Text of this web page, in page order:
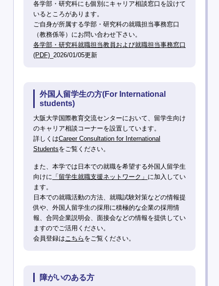
各学部・研究科にも個別にキャリア相談窓口を設けて
いるところがあります。
ご自身が所属する学部・研究科の就職担当事務窓口
（教務係等）にお問い合わせ下さい。
各学部・研究科就職担当教員および就職担当事務窓口
(PDF)_2026/01/05更新
外国人留学生の方(For International
students)
大阪大学国際教育交流センターにおいて、留学生向け
のキャリア相談コーナーを設置しています。
詳しくはCareer Consultation for International
Studentsをご覧ください。
また、本学では日本での就職を希望する外国人留学生
向けに 「留学生就職支援ネットワーク」 に加入してい
ます。
日本での就職活動の方法、就職試験対策などの情報提
供や、外国人留学生の採用に積極的な企業の採用情
報、合同企業説明会、面接会などの情報を提供してい
ますのでご活用ください。
会員登録は こちら をご覧ください。
障がいのある方